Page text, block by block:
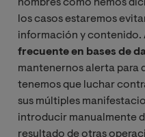
nombres como hemos
los casos estaremos
información y contenido.
frecuente en bases de
mantenernos alerta para
tenemos que luchar
sus múltiples
introducir manualmente
resultado de otras